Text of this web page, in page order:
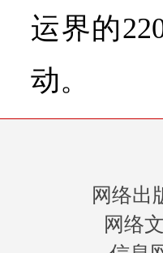
运界的
动。
网络出
网络